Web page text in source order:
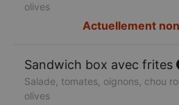
olives
Actuellement
Sandwich box avec frites
Salade, tomates, oignons, chou
olives